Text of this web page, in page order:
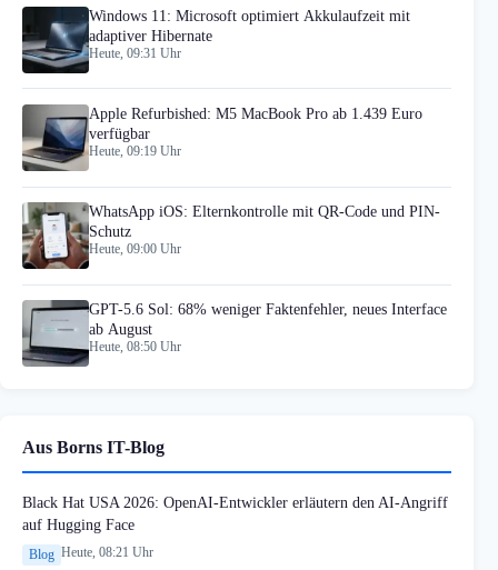
Windows 11: Microsoft optimiert Akkulaufzeit mit
adaptiver Hibernate
Heute, 09:31 Uhr
Apple Refurbished: M5 MacBook Pro ab 1.439 Euro
verfügbar
Heute, 09:19 Uhr
WhatsApp iOS: Elternkontrolle mit QR-Code und PIN-
Schutz
Heute, 09:00 Uhr
GPT-5.6 Sol: 68% weniger Faktenfehler, neues Interface
ab August
Heute, 08:50 Uhr
Aus Borns IT-Blog
Black Hat USA 2026: OpenAI-Entwickler erläutern den AI-Angriff
auf Hugging Face
Blog Heute, 08:21 Uhr